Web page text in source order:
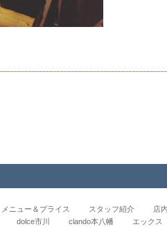
メニュー＆プライス スタッフ紹介 店
dolce市川 clando本八幡 エックス